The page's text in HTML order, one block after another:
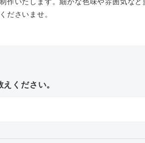
ださいませ。
ください。